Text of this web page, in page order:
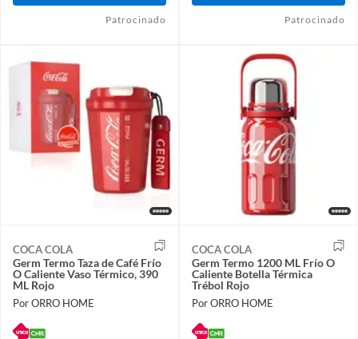
Patrocinado Patrocinado
COCA COLA
Germ Termo Taza de Café Frío
O Caliente Vaso Térmico, 390
ML Rojo
Por ORRO HOME
COCA COLA
Germ Termo 1200 ML Frío O
Caliente Botella Térmica
Trébol Rojo
Por ORRO HOME